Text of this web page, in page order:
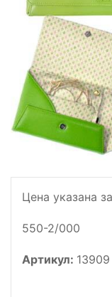
Цена указана
550-2/000
Артикул: 13909